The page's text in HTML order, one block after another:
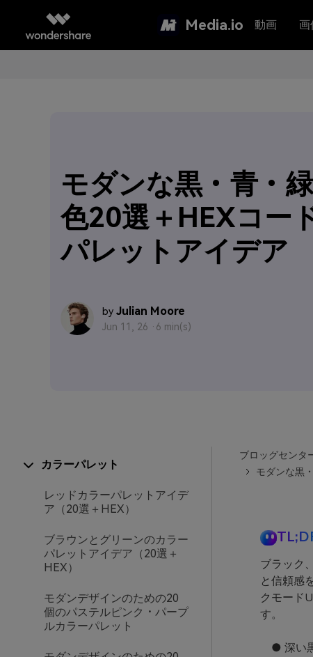
Media.io 動画 画
モダンな黒・青・
色20選＋HEXコー
パレットアイデア
by Julian Moore
Jun 11, 26 · 6 min(s)
カラーパレット
レッドカラーパレットアイデ
ア（20選＋HEX）
ブラウンとグリーンのカラー
パレットアイデア（20選＋
HEX）
モダンデザインのための20
個のパステルピンク・パープ
ルカラーパレット
ブロッグセンタ
モダンな黒
ブラック
と信頼感
クモード
す。
● 深い